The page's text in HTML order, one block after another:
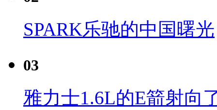
SPARK乐驰的中国曙光
03
雅力士1.6L的E箭射向